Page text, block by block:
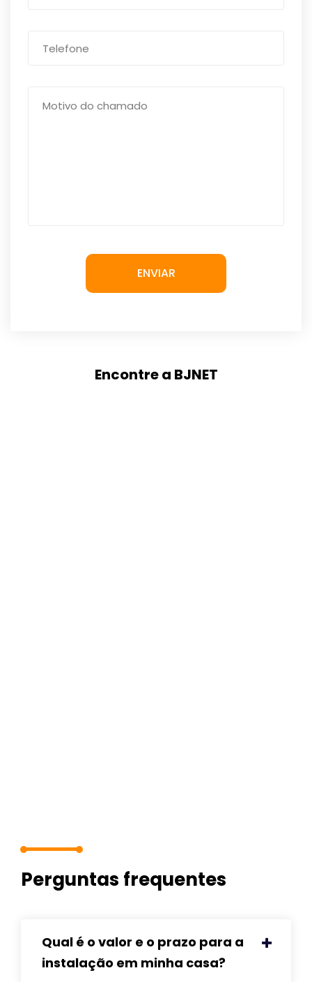
ENVIAR
Encontre a BJNET
Perguntas frequentes
Qual é o valor e o prazo para a
instalação em minha casa?